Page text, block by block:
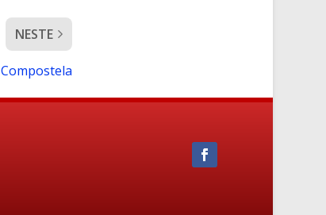
NESTE